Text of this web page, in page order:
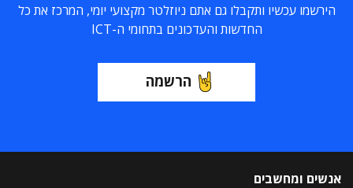
הירשמו עכשיו ותקבלו גם אתם ניוזלטר מקצועי יומי, המרכז את כל
החדשות והעדכונים בתחומי ה-ICT
הרשמה
אנשים ומחשבים